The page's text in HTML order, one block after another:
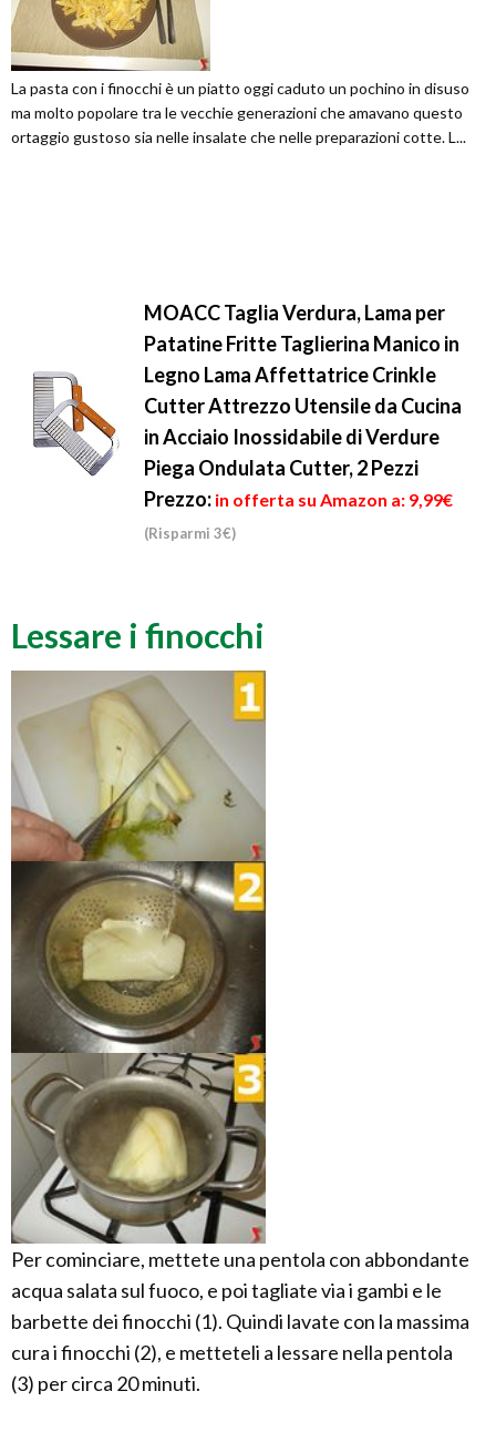
La pasta con i finocchi è un piatto oggi caduto un pochino in disuso
ma molto popolare tra le vecchie generazioni che amavano questo
ortaggio gustoso sia nelle insalate che nelle preparazioni cotte. L...
MOACC Taglia Verdura, Lama per
Patatine Fritte Taglierina Manico in
Legno Lama Affettatrice Crinkle
Cutter Attrezzo Utensile da Cucina
in Acciaio Inossidabile di Verdure
Piega Ondulata Cutter, 2 Pezzi
Prezzo: in offerta su Amazon a: 9,99€
(Risparmi 3€)
Lessare i finocchi
Per cominciare, mettete una pentola con abbondante
acqua salata sul fuoco, e poi tagliate via i gambi e le
barbette dei finocchi (1). Quindi lavate con la massima
cura i finocchi (2), e metteteli a lessare nella pentola
(3) per circa 20 minuti.